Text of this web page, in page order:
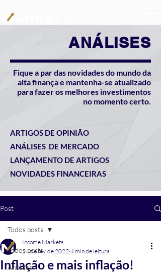
ANÁLISES
Fique a par das novidades do mundo da
alta finança e mantenha-se atualizado
para fazer os melhores investimentos
no momento certo.
ARTIGOS DE OPINIÃO
ANÁLISES DE MERCADO
LANÇAMENTO DE ARTIGOS
NOVIDADES FINANCEIRAS
Post
Todos posts
Análises
Todos posts
Inflação e mais inflação!
Income Markets
24 de fev. de 2022 4 min de leitura